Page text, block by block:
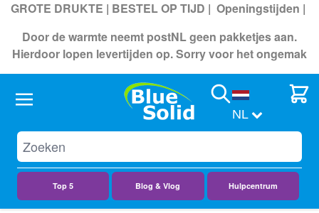
GROTE DRUKTE | BESTEL OP TIJD | Openingstijden |
Door de warmte neemt postNL geen pakketjes aan.
Hierdoor lopen levertijden op. Sorry voor het ongemak
Top 5 Blog & Vlog Hulpcentrum
Search
NL
Cart